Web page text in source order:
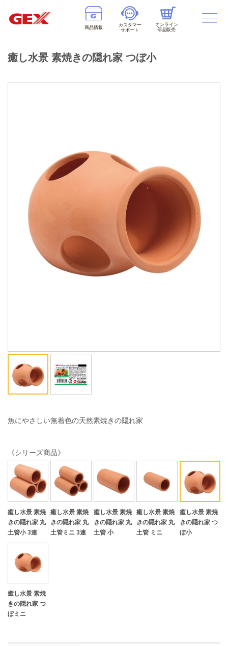
商品情報
カスタマー
サポート
オンライン
部品販売
ENGLISH
癒し水景 素焼きの隠れ家 つぼ小
魚にやさしい無着色の天然素焼きの隠れ家
《シリーズ商品》
癒し水景 素焼
きの隠れ家 丸
土管小 3連
癒し水景 素焼
きの隠れ家 丸
土管ミニ 3連
癒し水景 素焼
きの隠れ家 丸
土管 小
癒し水景 素焼
きの隠れ家 丸
土管 ミニ
癒し水景 素焼
きの隠れ家 つ
ぼ小
癒し水景 素焼
きの隠れ家 つ
ぼミニ